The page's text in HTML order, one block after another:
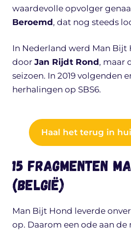
waardevolle opvolger
Beroemd, dat nog steeds
In Nederland werd Man
door Jan Rijdt Rond, maar
seizoen. In 2019 volgenden
herhalingen op SBS6.
Haal het terug in
15 fragmenten
(België)
Man Bijt Hond leverde
op. Daarom een ode aan de